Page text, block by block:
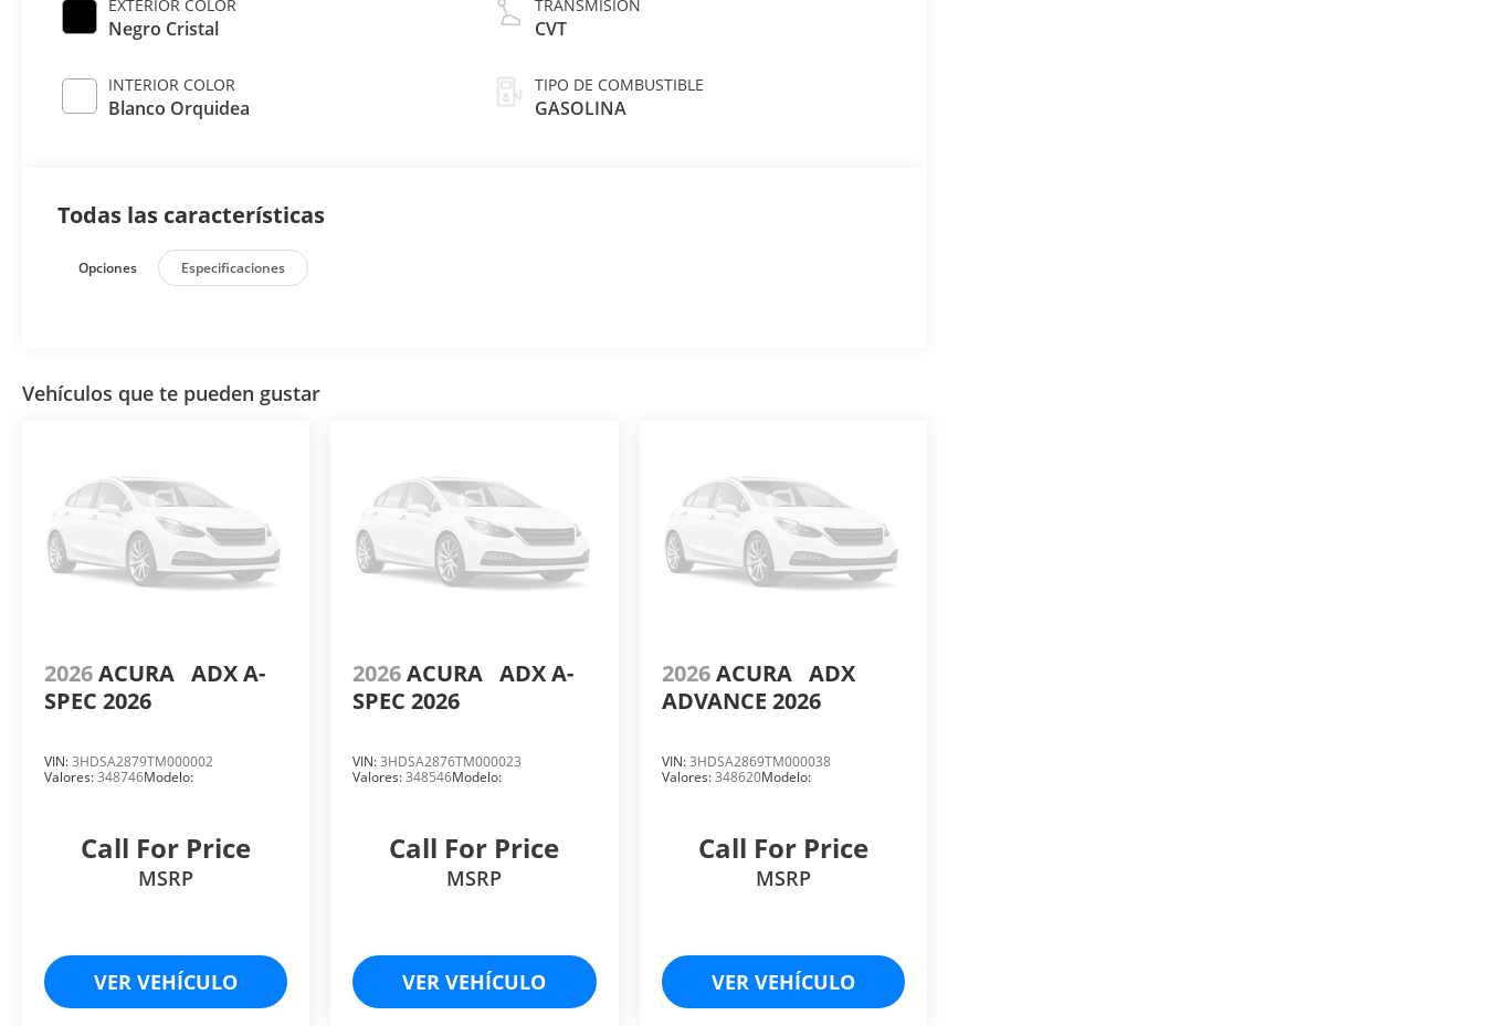
EXTERIOR COLOR
Negro Cristal
INTERIOR COLOR
Blanco Orquidea
TRANSMISIÓN
CVT
TIPO DE COMBUSTIBLE
GASOLINA
Todas las características
Opciones Especificaciones
Vehículos que te pueden gustar
2026ACURA ADX A-
SPEC 2026
VIN:3HDSA2879TM000002
Valores:348746Modelo:
Call For Price
MSRP
VER VEHÍCULO
2026ACURA ADX A-
SPEC 2026
VIN:3HDSA2876TM000023
Valores:348546Modelo:
Call For Price
MSRP
VER VEHÍCULO
2026ACURA ADX
ADVANCE 2026
VIN:3HDSA2869TM000038
Valores:348620Modelo:
Call For Price
MSRP
VER VEHÍCULO